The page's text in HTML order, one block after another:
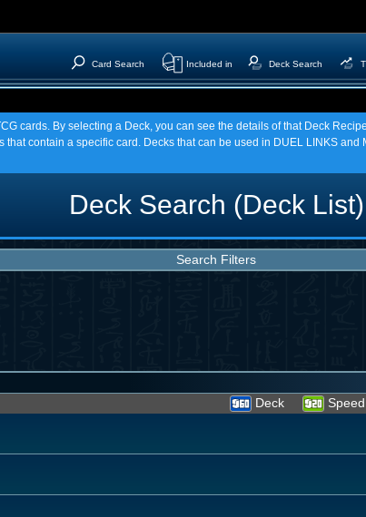
Card Search Included in Deck Search
cards. By selecting a Deck, you can see the details of that Deck
that contain a specific card. Decks that can be used in DUEL LINKS
Deck Search (Deck List)
Search Filters
Deck